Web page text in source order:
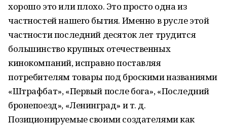
хорошо это или плохо. Это просто одна из
частностей нашего бытия. Именно в русле этой
частности последний десяток лет трудится
большинство крупных отечественных
кинокомпаний, исправно поставляя
потребителям товары под броскими названиями
«Штрафбат», «Первый после бога», «Последний
бронепоезд», «Ленинград» и т. д.
Позиционируемые своими создателями как